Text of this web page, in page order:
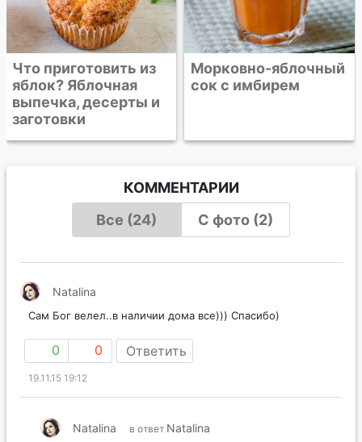
Морковно-яблочный
сок с имбирем
КОММЕНТАРИИ
Все (24)
С фото (2)
Natalina
Сам Бог велел..в наличии дома все))) Спасибо)
0 0 Ответить
19.11.15 19:12
Natalina в ответ Natalina